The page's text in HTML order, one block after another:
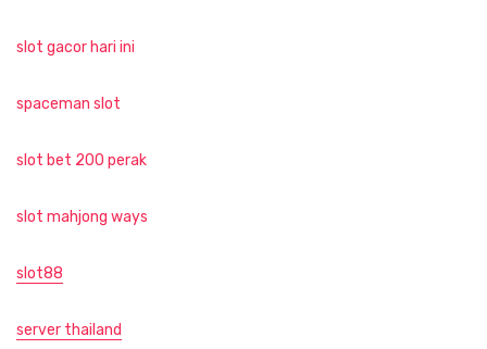
slot gacor hari ini
spaceman slot
slot bet 200 perak
slot mahjong ways
slot88
server thailand